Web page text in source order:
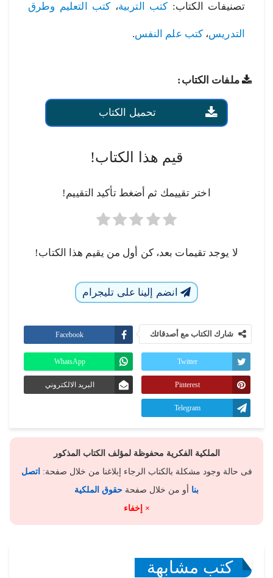
تصنيفات الكتاب: كتب التربية، كتب التعليم وطرق
التدريس، كتب علم النفس.
ملفات الكتاب:
تحميل الكتاب
قيم هذا الكتاب!
اختر تقييمك ثم أضغط تأكيد التقييم!
لا يوجد تقيمات بعد، كن أول من يقيم هذا الكتاب!
انضم إلينا على تليجرام
شارك الكتاب مع أصدقائك Facebook
Twitter
WhatsApp
Pinterest البريد الالكتروني
Telegram
الملكية الفكرية محفوظة لمؤلف الكتاب المذكور
فى حالة وجود مشكلة بالكتاب الرجاء إبلاغنا من خلال صفحة: اتصل
بنا أو من خلال صفحة حقوق الملكية
× إخفاء
كتب مشابهة